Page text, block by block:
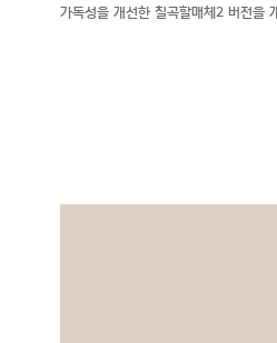
가독성을 개선한 칠곡할매체2 버전을